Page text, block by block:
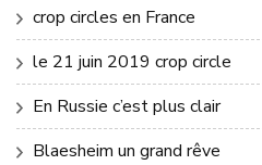
crop circles en France
le 21 juin 2019 crop circle
En Russie c’est plus clair
Blaesheim un grand rêve